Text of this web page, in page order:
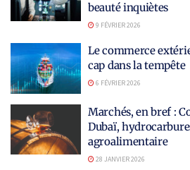
beauté inquiètes
9 FÉVRIER 2026
Le commerce
cap dans la tempête
6 FÉVRIER 2026
Marchés, en bref :
Dubaï,
agroalimentaire
28 JANVIER 2026